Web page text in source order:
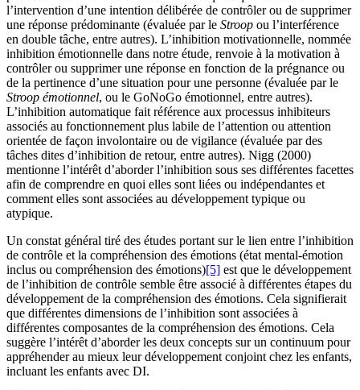
l’intervention d’une intention délibérée de contrôler ou de supprimer
une réponse prédominante (évaluée par le Stroop ou l’interférence
en double tâche, entre autres). L’inhibition motivationnelle, nommée
inhibition émotionnelle dans notre étude, renvoie à la motivation à
contrôler ou supprimer une réponse en fonction de la prégnance ou
de la pertinence d’une situation pour une personne (évaluée par le
Stroop émotionnel, ou le GoNoGo émotionnel, entre autres).
L’inhibition automatique fait référence aux processus inhibiteurs
associés au fonctionnement plus labile de l’attention ou attention
orientée de façon involontaire ou de vigilance (évaluée par des
tâches dites d’inhibition de retour, entre autres). Nigg (2000)
mentionne l’intérêt d’aborder l’inhibition sous ses différentes facettes
afin de comprendre en quoi elles sont liées ou indépendantes et
comment elles sont associées au développement typique ou
atypique.
Un constat général tiré des études portant sur le lien entre l’inhibition
de contrôle et la compréhension des émotions (état mental-émotion
inclus ou compréhension des émotions)[5] est que le développement
de l’inhibition de contrôle semble être associé à différentes étapes du
développement de la compréhension des émotions. Cela signifierait
que différentes dimensions de l’inhibition sont associées à
différentes composantes de la compréhension des émotions. Cela
suggère l’intérêt d’aborder les deux concepts sur un continuum pour
appréhender au mieux leur développement conjoint chez les enfants,
incluant les enfants avec DI.